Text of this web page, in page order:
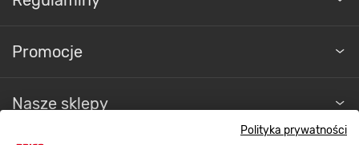
Polityka prywatności
Promocje
Nasze sklepy